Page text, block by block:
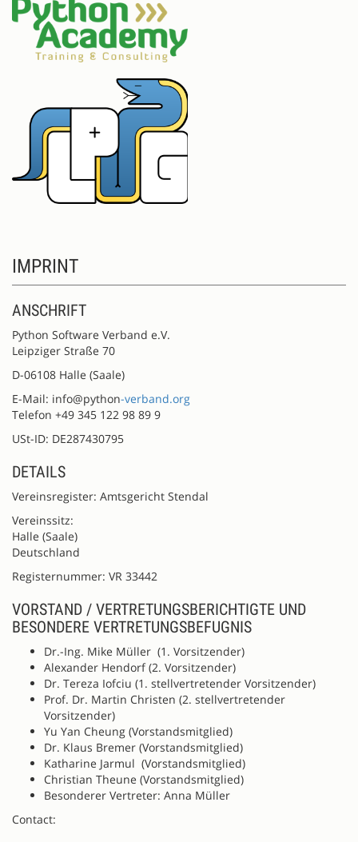
IMPRINT
ANSCHRIFT
Python Software Verband e.V.
Leipziger Straße 70
D-06108 Halle (Saale)
E-Mail: info@python-verband.org
Telefon +49 345 122 98 89 9
USt-ID: DE287430795
DETAILS
Vereinsregister: Amtsgericht Stendal
Vereinssitz:
Halle (Saale)
Deutschland
Registernummer: VR 33442
VORSTAND / VERTRETUNGSBERICHTIGTE UND
BESONDERE VERTRETUNGSBEFUGNIS
Dr.-Ing. Mike Müller (1. Vorsitzender)
Alexander Hendorf (2. Vorsitzender)
Dr. Tereza Iofciu (1. stellvertretender Vorsitzender)
Prof. Dr. Martin Christen (2. stellvertretender
Vorsitzender)
Yu Yan Cheung (Vorstandsmitglied)
Dr. Klaus Bremer (Vorstandsmitglied)
Katharine Jarmul (Vorstandsmitglied)
Christian Theune (Vorstandsmitglied)
Besonderer Vertreter: Anna Müller
Contact: